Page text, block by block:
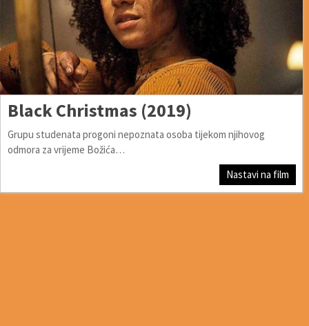
Black Christmas (2019)
Grupu studenata progoni nepoznata osoba tijekom njihovog
odmora za vrijeme Božića…
Nastavi na film